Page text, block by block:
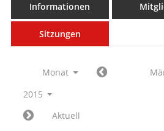
Informationen
Sitzungen
Monat
2015
Aktuell